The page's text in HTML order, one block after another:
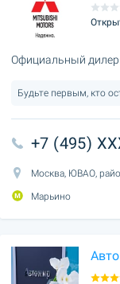
Официальный
Будьте первым, кто
+7 (495)
Москва, ЮВАО,
Марьино